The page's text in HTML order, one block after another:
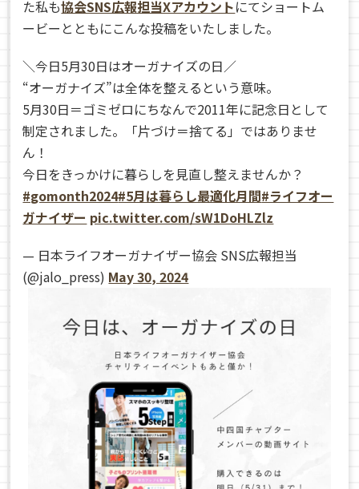
た私も協会SNS広報担当Xアカウントにてショートム
ービーとともにこんな投稿をいたしました。
＼今日5月30日はオーガナイズの日／
“オーガナイズ”は全体を整えるという意味。
5月30日＝ゴミゼロにちなんで2011年に記念日として
制定されました。「片づけ＝捨てる」ではありませ
ん！
今日をきっかけに暮らしを見直し整えませんか？
#gomonth2024#5月は暮らし最適化月間#ライフオー
ガナイザー pic.twitter.com/sW1DoHLZlz
— 日本ライフオーガナイザー協会 SNS広報担当
(@jalo_press) May 30, 2024